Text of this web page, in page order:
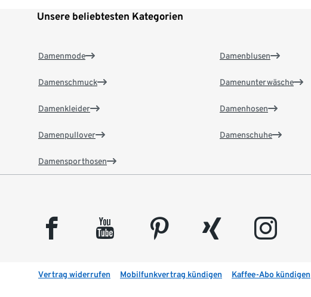
Unsere beliebtesten Kategorien
Damenmode
Damenschmuck
Damenkleider
Damenpullover
Damensporthosen
Damenblusen
Damenunterwäsche
Damenhosen
Damenschuhe
facebook youtube pinterest xing instagram
Vertrag widerrufen Mobilfunkvertrag kündigen Kaffee-Abo kündigen